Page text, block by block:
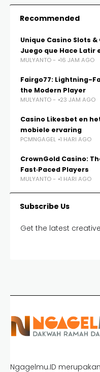
Recommended
Unique Casino Slots &
Juego que Hace Latir
MULYANTO - 16 JAM AGO
Fairgo77: Lightning-
the Modern Player
MULYANTO - 23 JAM AGO
Casino Likesbet en
mobiele ervaring
PCMNGAGEL 1 HARI AGO
CrownGold Casino:
Fast‑Paced Players
MULYANTO - 1 HARI AGO
Subscribe Us
Get the latest
Ngagelmu.ID